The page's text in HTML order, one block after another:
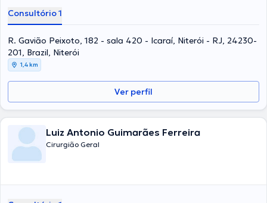
Consultório 1
R. Gavião Peixoto, 182 - sala 420 - Icaraí, Niterói - RJ, 24230-
201, Brazil, Niterói
1,4 km
Ver perfil
Luiz Antonio Guimarães Ferreira
Cirurgião Geral